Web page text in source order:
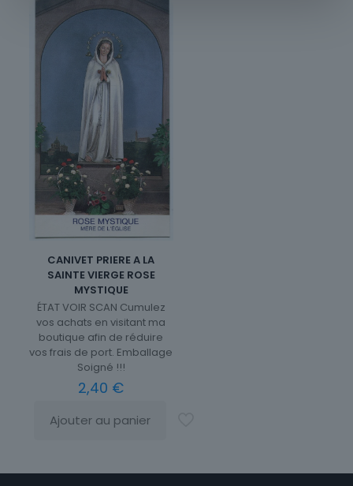
CANIVET PRIERE A LA
SAINTE VIERGE ROSE
MYSTIQUE
ÉTAT VOIR SCAN Cumulez
vos achats en visitant ma
boutique afin de réduire
vos frais de port. Emballage
Soigné !!!
2,40 €
Ajouter au panier